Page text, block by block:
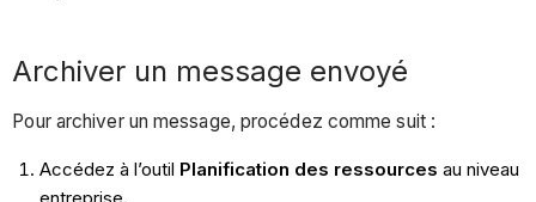
Archiver un message envoyé
Pour archiver un message, procédez comme suit :
Accédez à l’outil Planification des ressources au niveau